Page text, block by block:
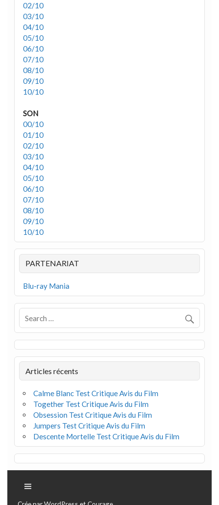
02/10
03/10
04/10
05/10
06/10
07/10
08/10
09/10
10/10
SON
00/10
01/10
02/10
03/10
04/10
05/10
06/10
07/10
08/10
09/10
10/10
PARTENARIAT
Blu-ray Mania
Articles récents
Calme Blanc Test Critique Avis du Film
Together Test Critique Avis du Film
Obsession Test Critique Avis du Film
Jumpers Test Critique Avis du Film
Descente Mortelle Test Critique Avis du Film